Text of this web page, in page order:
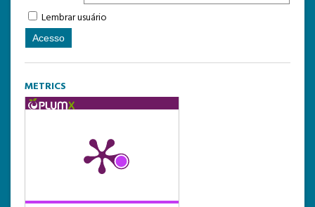
Lembrar usuário
METRICS